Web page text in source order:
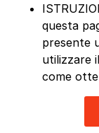
questa
presente
utilizzare
come